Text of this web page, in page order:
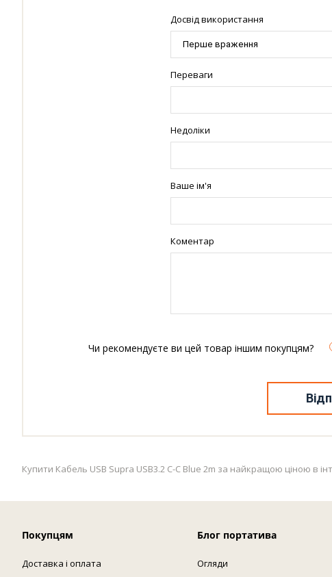
Досвід використання
Переваги
Недоліки
Ваше ім'я
Коментар
Чи рекомендуєте ви цей товар іншим покупцям?
Купити Кабель USB Supra USB3.2 C-C Blue 2m за найкращою ціною в
Покупцям
Доставка і оплата
Блог портатива
Огляди